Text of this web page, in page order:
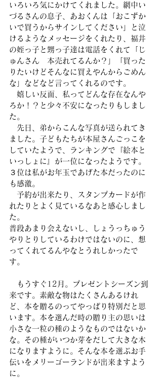
いろいろ気にかけてくれました。網中い
づるさんの息子、あおくんは「おこずか
いで買うからサインしてください」と泣
けるようなメッセージをくれたり、福井
の姪っ子と甥っ子達は電話をくれて「じ
ゅんさん　本売れてるんか？」「買った
りたいけどそんなに買えやんからごめん
な」などなど言ってくれるのです。
嬉しい反面、私ってどんな存在なんや
ろか！？と少々不安になったりもしまし
た。
先日、弟からこんな写真が送られてき
ました。子どもたちが本屋さんごっこを
していたようで、ランキングで『絵本と
いっしょに』が一位になったようです。
３位は私がお年玉であげた本だったのに
も感激。
予約が出来たり、スタンプカードが作
れたりとよく見ているなあと感心しまし
た。
普段あまり会えないし、しょうっちゅう
やりとりしているわけではないのに、想
ってくれてるんやなとうれしかったで
す。
もうすぐ12月。プレゼントシーズン到
来です。素敵な物はたくさんあるけれ
ど、本を贈るのってやっぱり特別だと思
います。本を選んだ時の贈り主の思いは
小さな一粒の種のようなものではないか
な。その種がいつか芽をだして大きな木
になりますように。そんな本を選ぶお手
伝いをメリーゴーランドが出来ますよう
に。